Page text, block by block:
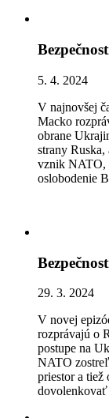
5. 4. 2024
V najnovšej
Macko
obrane
strany Ruska,
vznik NATO,
oslobodenie
29. 3. 2024
V novej
rozprávajú o
postupe na
NATO
priestor a tiež